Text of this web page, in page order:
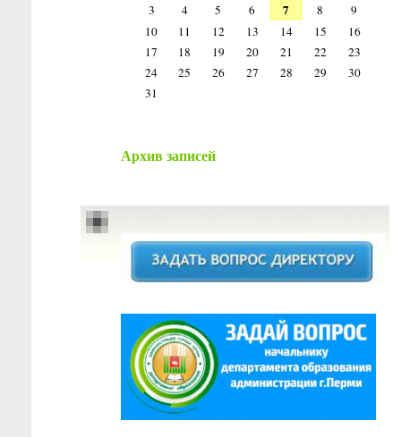
3
4 5 6 7 8
9
10
11 12 13 14 15
16
17
18 19 20 21 22
23
24
25 26 27 28 29
30
31
Архив записей